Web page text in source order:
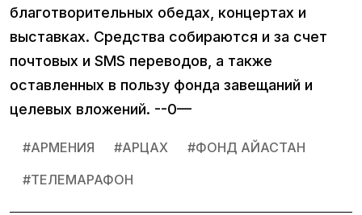
благотворительных обедах, концертах и
выставках. Средства собираются и за счет
почтовых и SMS переводов, а также
оставленных в пользу фонда завещаний и
целевых вложений. --0—
#АРМЕНИЯ #АРЦАХ #ФОНД АЙАСТАН
#ТЕЛЕМАРАФОН